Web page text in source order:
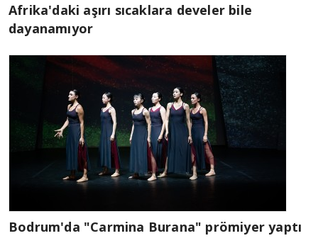
Afrika'daki aşırı sıcaklara develer bile
dayanamıyor
Bodrum'da "Carmina Burana" prömiyer yaptı